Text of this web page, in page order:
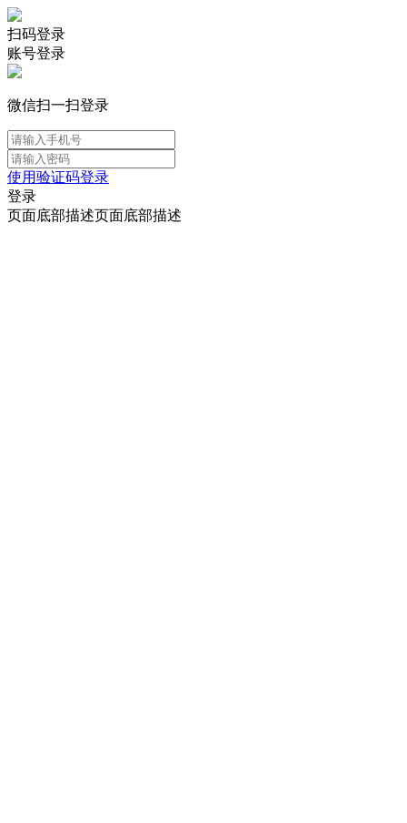
扫码登录
账号登录
微信扫一扫登录
使用验证码登录
登录
页面底部描述页面底部描述